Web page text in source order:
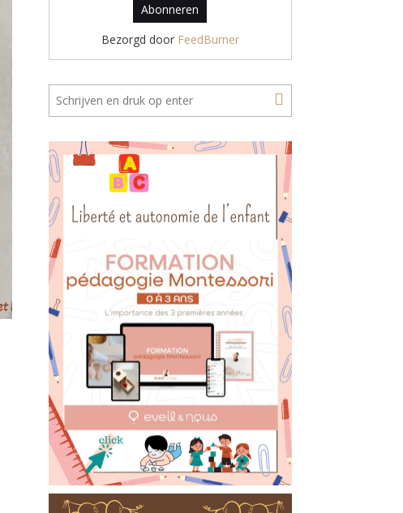
Bezorgd door FeedBurner